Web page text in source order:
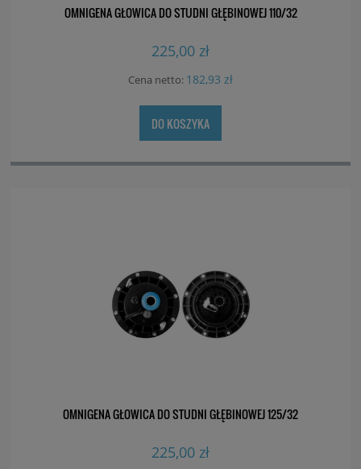
OMNIGENA GŁOWICA DO STUDNI GŁĘBINOWEJ 110/32
225,00 zł
Cena netto: 182,93 zł
DO KOSZYKA
OMNIGENA GŁOWICA DO STUDNI GŁĘBINOWEJ 125/32
225,00 zł